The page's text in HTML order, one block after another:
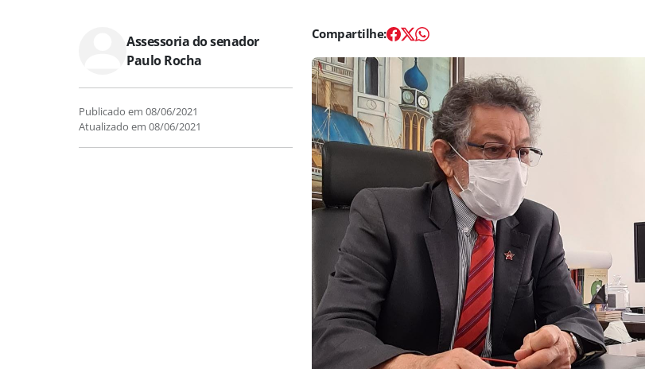
Assessoria do senador
Paulo Rocha
Publicado em 08/06/2021
Atualizado em 08/06/2021